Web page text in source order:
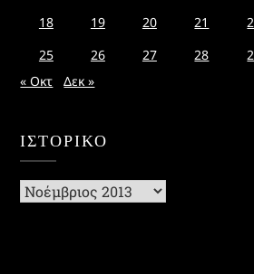
18
19 20 21
25
26 27 28
« Οκτ
Δεκ »
ΙΣΤΟΡΙΚΌ
Ιστορικό